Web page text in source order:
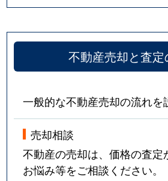
不動産売却と査
一般的な不動産売却の流れを
売却相談
不動産の売却は、価格の査定
お悩み等をご相談ください。